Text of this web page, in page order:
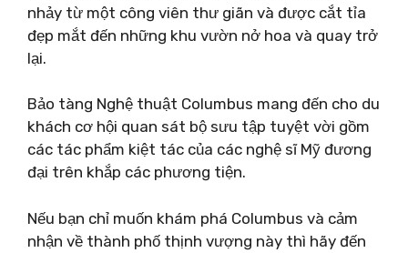
nhảy từ một công viên thư giãn và được cắt tỉa
đẹp mắt đến những khu vườn nở hoa và quay trở
lại.
Bảo tàng Nghệ thuật Columbus mang đến cho du
khách cơ hội quan sát bộ sưu tập tuyệt vời gồm
các tác phẩm kiệt tác của các nghệ sĩ Mỹ đương
đại trên khắp các phương tiện.
Nếu bạn chỉ muốn khám phá Columbus và cảm
nhận về thành phố thịnh vượng này thì hãy đến